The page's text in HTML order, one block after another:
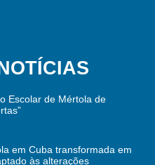
Escolar de Mértola de
em Cuba transformada em
às alterações